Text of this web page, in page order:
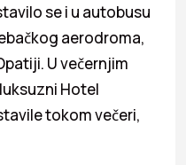
se i u autobusu
aerodroma,
U večernjim
Hotel
tokom večeri,